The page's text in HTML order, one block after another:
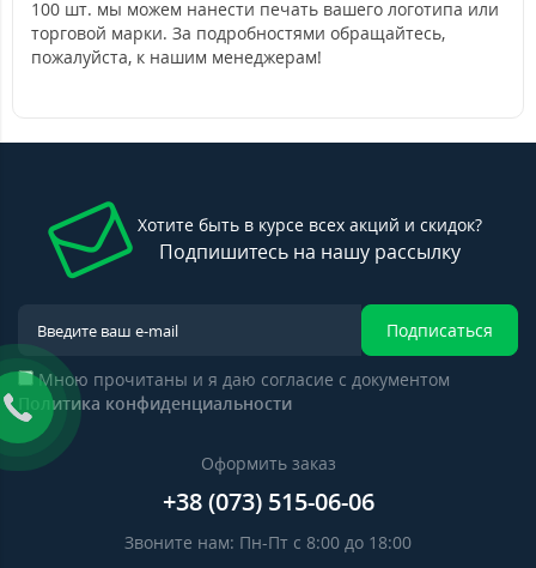
100 шт. мы можем нанести печать вашего логотипа или
торговой марки. За подробностями обращайтесь,
пожалуйста, к нашим менеджерам!
Хотите быть в курсе всех акций и скидок?
Подпишитесь на нашу рассылку
Подписаться
Мною прочитаны и я даю согласие с документом
Политика конфиденциальности
Оформить заказ
+38 (073) 515-06-06
Звоните нам: Пн-Пт с 8:00 до 18:00